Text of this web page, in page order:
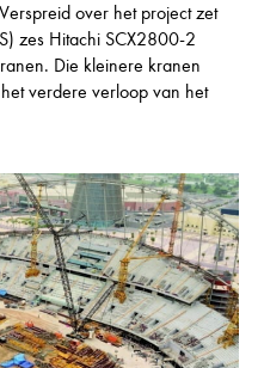
over het project zet
zes Hitachi SCX2800-2
Die kleinere kranen
verdere verloop van het